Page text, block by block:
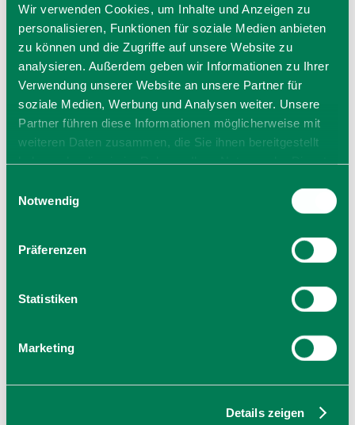
Wir verwenden Cookies, um Inhalte und Anzeigen zu
personalisieren, Funktionen für soziale Medien anbieten
zu können und die Zugriffe auf unsere Website zu
analysieren. Außerdem geben wir Informationen zu Ihrer
Verwendung unserer Website an unsere Partner für
soziale Medien, Werbung und Analysen weiter. Unsere
Partner führen diese Informationen möglicherweise mit
weiteren Daten zusammen, die Sie ihnen bereitgestellt
haben oder die sie im Rahmen Ihrer Nutzung der Dienste
Cookies, wenn Sie unsere Webseite weiterhin nutzen.
Notwendig
Präferenzen
Statistiken
Marketing
Details zeigen